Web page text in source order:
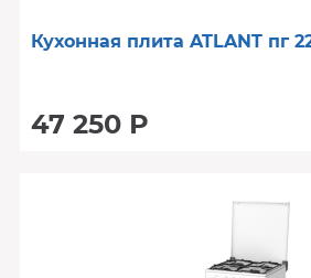
Кухонная плита ATLANT пг
47 250 Р